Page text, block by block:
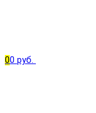
00 руб.